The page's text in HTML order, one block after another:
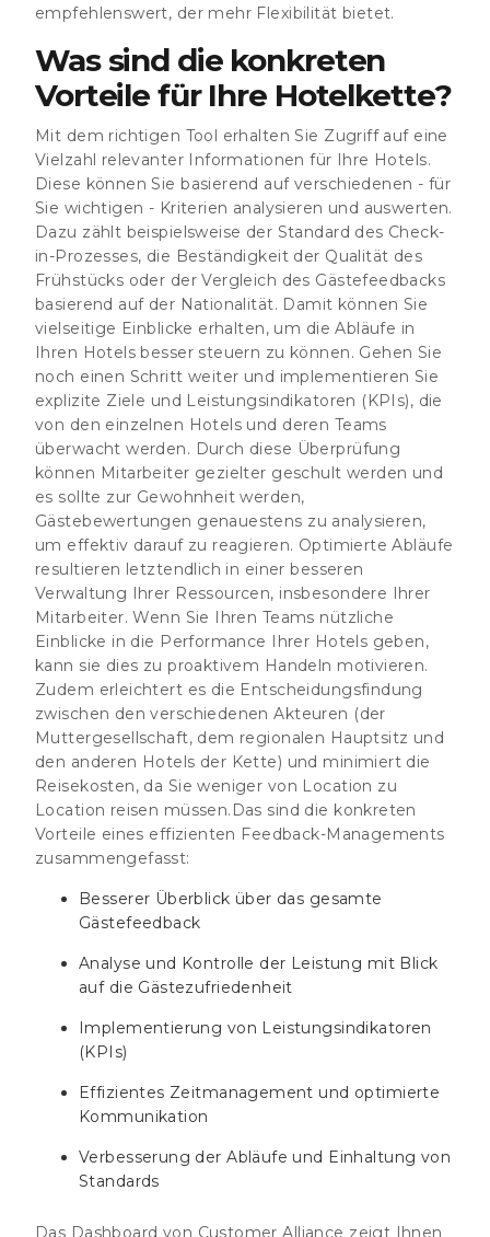
empfehlenswert, der mehr Flexibilität bietet.
Was sind die konkreten
Vorteile für Ihre Hotelkette?
Mit dem richtigen Tool erhalten Sie Zugriff auf eine
Vielzahl relevanter Informationen für Ihre Hotels.
Diese können Sie basierend auf verschiedenen - für
Sie wichtigen - Kriterien analysieren und auswerten.
Dazu zählt beispielsweise der Standard des Check-
in-Prozesses, die Beständigkeit der Qualität des
Frühstücks oder der Vergleich des Gästefeedbacks
basierend auf der Nationalität. Damit können Sie
vielseitige Einblicke erhalten, um die Abläufe in
Ihren Hotels besser steuern zu können. Gehen Sie
noch einen Schritt weiter und implementieren Sie
explizite Ziele und Leistungsindikatoren (KPIs), die
von den einzelnen Hotels und deren Teams
überwacht werden. Durch diese Überprüfung
können Mitarbeiter gezielter geschult werden und
es sollte zur Gewohnheit werden,
Gästebewertungen genauestens zu analysieren,
um effektiv darauf zu reagieren. Optimierte Abläufe
resultieren letztendlich in einer besseren
Verwaltung Ihrer Ressourcen, insbesondere Ihrer
Mitarbeiter. Wenn Sie Ihren Teams nützliche
Einblicke in die Performance Ihrer Hotels geben,
kann sie dies zu proaktivem Handeln motivieren.
Zudem erleichtert es die Entscheidungsfindung
zwischen den verschiedenen Akteuren (der
Muttergesellschaft, dem regionalen Hauptsitz und
den anderen Hotels der Kette) und minimiert die
Reisekosten, da Sie weniger von Location zu
Location reisen müssen.Das sind die konkreten
Vorteile eines effizienten Feedback-Managements
zusammengefasst:
Besserer Überblick über das gesamte
Gästefeedback
Analyse und Kontrolle der Leistung mit Blick
auf die Gästezufriedenheit
Implementierung von Leistungsindikatoren
(KPIs)
Effizientes Zeitmanagement und optimierte
Kommunikation
Verbesserung der Abläufe und Einhaltung von
Standards
Das Dashboard von Customer Alliance zeigt Ihnen